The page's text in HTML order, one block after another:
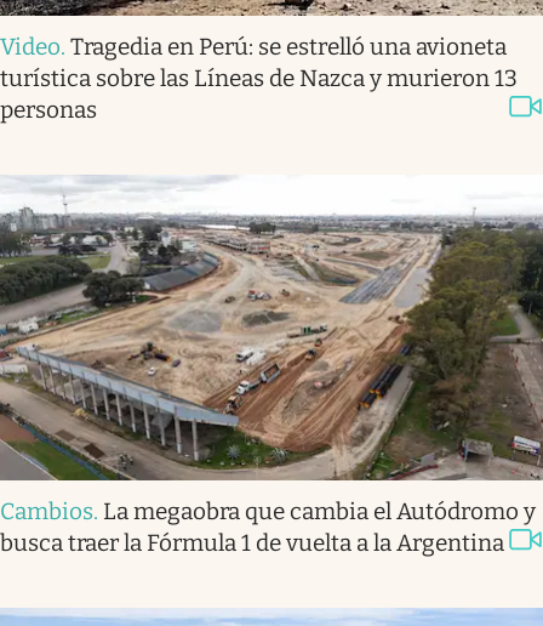
Video. Tragedia en Perú: se estrelló una avioneta
turística sobre las Líneas de Nazca y murieron 13
personas
Cambios. La megaobra que cambia el Autódromo y
busca traer la Fórmula 1 de vuelta a la Argentina